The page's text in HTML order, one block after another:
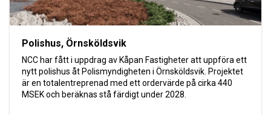
Polishus, Örnsköldsvik
NCC har fått i uppdrag av Kåpan Fastigheter att uppföra ett
nytt polishus åt Polismyndigheten i Örnsköldsvik. Projektet
är en totalentreprenad med ett ordervärde på cirka 440
MSEK och beräknas stå färdigt under 2028.